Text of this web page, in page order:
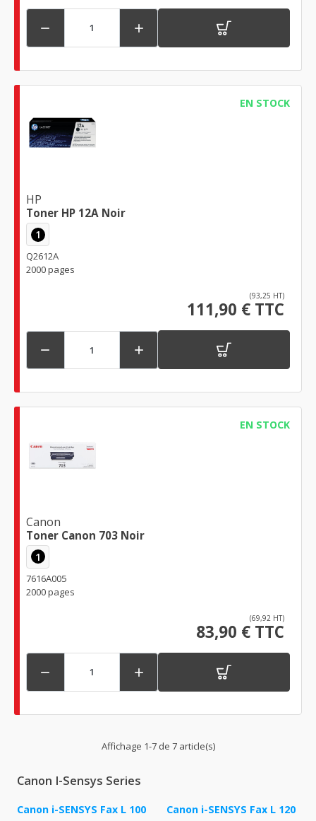
 
EN STOCK
HP
Toner HP 12A Noir
1
Q2612A
2000 pages
(93,25 HT)
111,90 € TTC
 
EN STOCK
Canon
Toner Canon 703 Noir
1
7616A005
2000 pages
(69,92 HT)
83,90 € TTC
 
Affichage 1-7 de 7 article(s)
Canon I-Sensys Series
Canon i-SENSYS Fax L 100 Canon i-SENSYS Fax L 120